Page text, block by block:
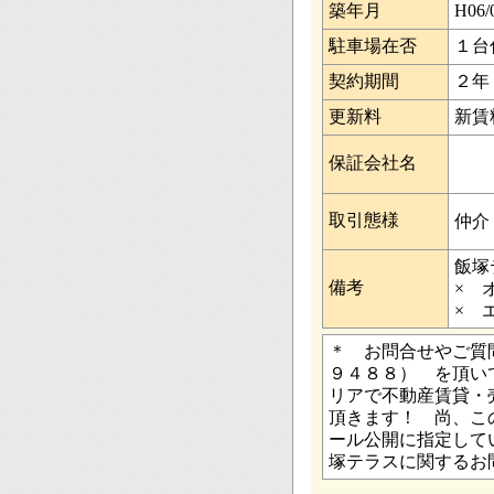
築年月
H06/
駐車場在否
１
契約期間
２年
更新料
新賃
保証会社名
取引態様 仲介
備考
飯
×
×
＊ お問合せやご
９４８８） を頂い
リアで不動産賃貸
頂きます！ 尚、こ
ール公開に指定し
塚テラスに関する